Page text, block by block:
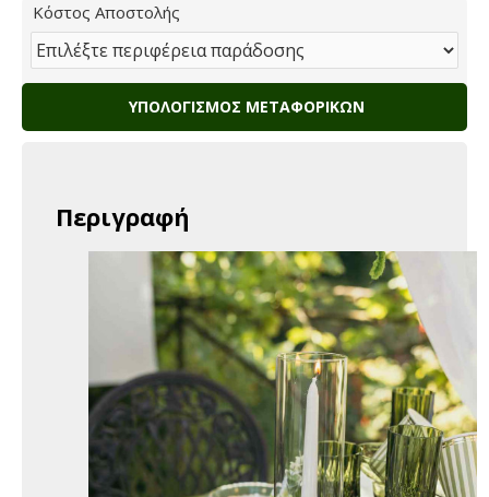
Κόστος Αποστολής
ΥΠΟΛΟΓΙΣΜΌΣ ΜΕΤΑΦΟΡΙΚΏΝ
Περιγραφή